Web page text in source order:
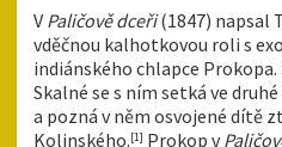
V Paličově dceři(1847) napsal
vděčnou kalhotkovou roli s
indiánského chlapce
Skalné se s ním setká ve
a pozná v něm osvojené dítě
Kolinského.[1] Prokop v